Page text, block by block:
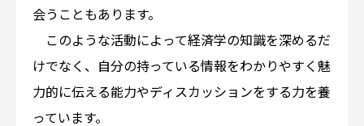
会うこともあります。
このような活動によって経済学の知識を深めるだ
けでなく、自分の持っている情報をわかりやすく魅
力的に伝える能力やディスカッションをする力を養
っています。